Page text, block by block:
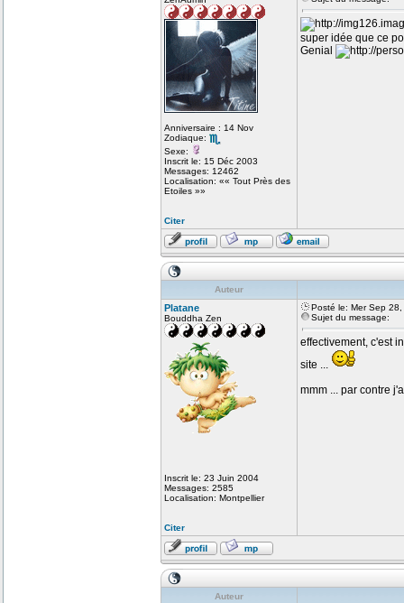
Anniversaire : 14 Nov
Zodiaque:
Sexe:
Inscrit le: 15 Déc 2003
Messages: 12462
Localisation: «« Tout Près des
Etoiles »»
Citer
super idée que ce
Genial
Auteur
Platane
Bouddha Zen
Inscrit le: 23 Juin 2004
Messages: 2585
Localisation: Montpellier
Citer
Posté le: Mer Sep
Sujet du message:
effectivement, c'est
site ...
mmm ... par contre
Auteur